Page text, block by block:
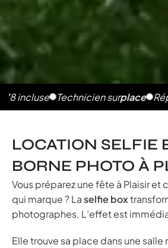
Technicien surplace Réponse
LOCATION SELFIE
BORNE PHOTO À
Vous préparez une fête à Plaisir et
qui marque ? Laselfie box
photographes. L’effet est
Elle trouve sa place dans une salle